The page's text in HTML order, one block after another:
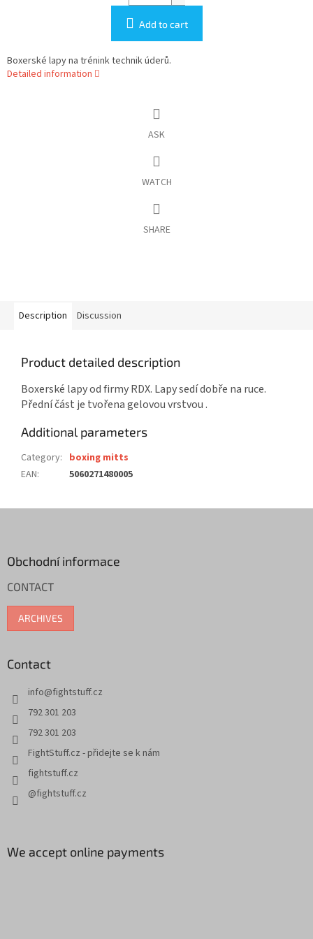
Add to cart
Boxerské lapy na trénink technik úderů.
Detailed information
ASK
WATCH
SHARE
Description Discussion
Product detailed description
Boxerské lapy od firmy RDX. Lapy sedí dobře na ruce.
Přední část je tvořena gelovou vrstvou .
Additional parameters
Category: boxing mitts
EAN: 5060271480005
Obchodní informace
CONTACT
ARCHIVES
Contact
info@fightstuff.cz
792 301 203
792 301 203
FightStuff.cz - přidejte se k nám
fightstuff.cz
@fightstuff.cz
We accept online payments